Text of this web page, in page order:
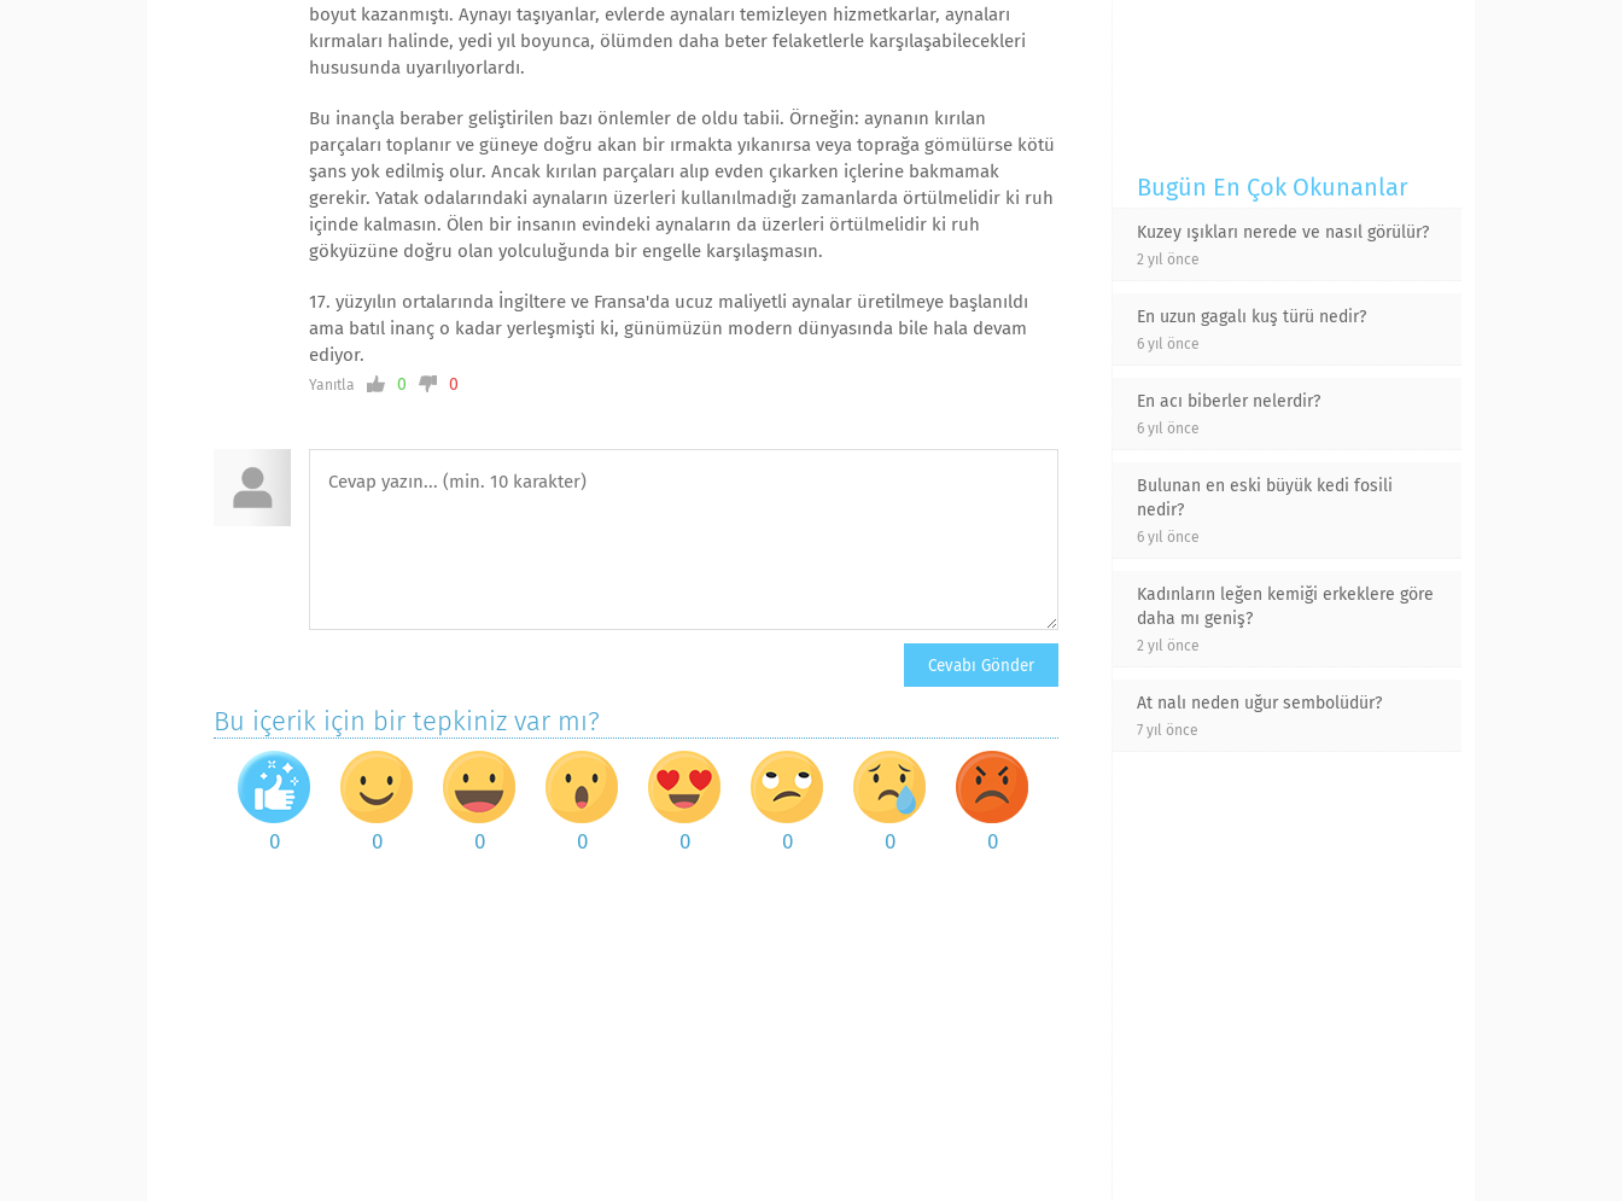
boyut kazanmıştı. Aynayı taşıyanlar, evlerde aynaları temizleyen hizmetkarlar, aynaları
kırmaları halinde, yedi yıl boyunca, ölümden daha beter felaketlerle karşılaşabilecekleri
hususunda uyarılıyorlardı.
Bu inançla beraber geliştirilen bazı önlemler de oldu tabii. Örneğin: aynanın kırılan
parçaları toplanır ve güneye doğru akan bir ırmakta yıkanırsa veya toprağa gömülürse kötü
şans yok edilmiş olur. Ancak kırılan parçaları alıp evden çıkarken içlerine bakmamak
gerekir. Yatak odalarındaki aynaların üzerleri kullanılmadığı zamanlarda örtülmelidir ki ruh
içinde kalmasın. Ölen bir insanın evindeki aynaların da üzerleri örtülmelidir ki ruh
gökyüzüne doğru olan yolculuğunda bir engelle karşılaşmasın.
17. yüzyılın ortalarında İngiltere ve Fransa'da ucuz maliyetli aynalar üretilmeye başlanıldı
ama batıl inanç o kadar yerleşmişti ki, günümüzün modern dünyasında bile hala devam
ediyor.
Yanıtla 0 0
Bu içerik için bir tepkiniz var mı?
0 0 0 0 0 0 0 0
Bugün En Çok Okunanlar
Kuzey ışıkları nerede ve nasıl görülür?
2 yıl önce
En uzun gagalı kuş türü nedir?
6 yıl önce
En acı biberler nelerdir?
6 yıl önce
Bulunan en eski büyük kedi fosili
nedir?
6 yıl önce
Kadınların leğen kemiği erkeklere göre
daha mı geniş?
2 yıl önce
At nalı neden uğur sembolüdür?
7 yıl önce